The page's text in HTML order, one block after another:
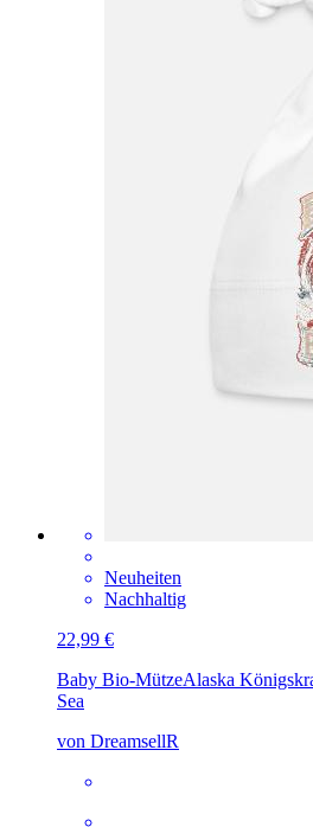
Neuheiten
Nachhaltig
22,99 €
Baby Bio-MützeAlaska
Sea
von DreamsellR